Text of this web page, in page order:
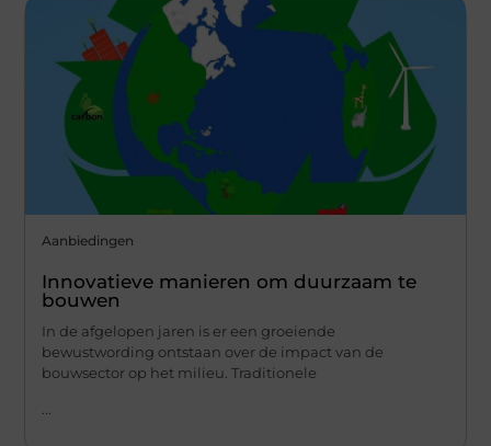
Aanbiedingen
Innovatieve manieren om duurzaam te
bouwen
In de afgelopen jaren is er een groeiende
bewustwording ontstaan over de impact van de
bouwsector op het milieu. Traditionele